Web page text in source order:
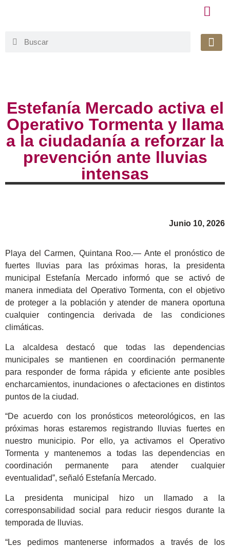
Estefanía Mercado activa el
Operativo Tormenta y llama
a la ciudadanía a reforzar la
prevención ante lluvias
intensas
Junio 10, 2026
Playa del Carmen, Quintana Roo.— Ante el pronóstico de
fuertes lluvias para las próximas horas, la presidenta
municipal Estefanía Mercado informó que se activó de
manera inmediata del Operativo Tormenta, con el objetivo
de proteger a la población y atender de manera oportuna
cualquier contingencia derivada de las condiciones
climáticas.
La alcaldesa destacó que todas las dependencias
municipales se mantienen en coordinación permanente
para responder de forma rápida y eficiente ante posibles
encharcamientos, inundaciones o afectaciones en distintos
puntos de la ciudad.
“De acuerdo con los pronósticos meteorológicos, en las
próximas horas estaremos registrando lluvias fuertes en
nuestro municipio. Por ello, ya activamos el Operativo
Tormenta y mantenemos a todas las dependencias en
coordinación permanente para atender cualquier
eventualidad”, señaló Estefanía Mercado.
La presidenta municipal hizo un llamado a la
corresponsabilidad social para reducir riesgos durante la
temporada de lluvias.
“Les pedimos mantenerse informados a través de los